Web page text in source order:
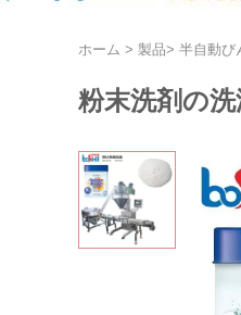
ホーム > 製品> 半自動び
粉末洗剤の